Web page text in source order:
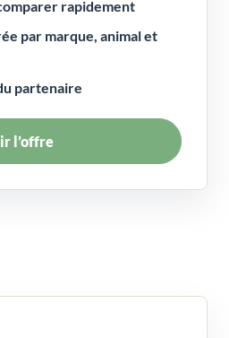
rapidement
par marque, animal et
partenaire
l’offre